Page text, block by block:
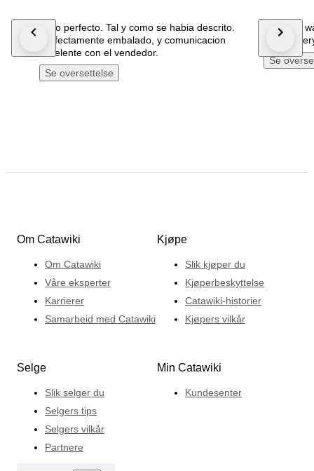
Todo perfecto. Tal y como se habia descrito.
Perfectamente embalado, y comunicacion
excelente con el vendedor.
Se oversettelse
Beautiful
fast
Se
Om Catawiki
Om Catawiki
Våre eksperter
Karrierer
Samarbeid med Catawiki
Kjøpe
Slik kjøper du
Kjøperbeskyttelse
Catawiki-historier
Kjøpers vilkår
Selge
Slik selger du
Selgers tips
Selgers vilkår
Partnere
Min Catawiki
Kundesenter